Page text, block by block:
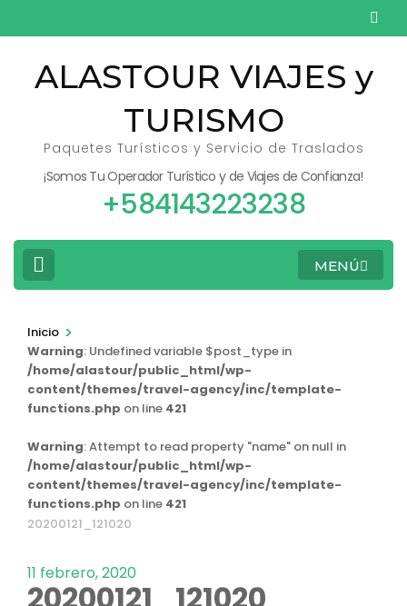
al
contenido
(presionaALASTOUR VIAJES y
TURISMO
Paquetes Turísticos y Servicio de Traslados
¡Somos Tu Operador Turístico y de Viajes de Confianza!
+584143223238
MENÚ
Inicio >
Warning: Undefined variable $post_type in
/home/alastour/public_html/wp-
content/themes/travel-agency/inc/template-
functions.php on line 421
Warning: Attempt to read property "name" on null in
/home/alastour/public_html/wp-
content/themes/travel-agency/inc/template-
functions.php on line 421
20200121_121020
11 febrero, 2020